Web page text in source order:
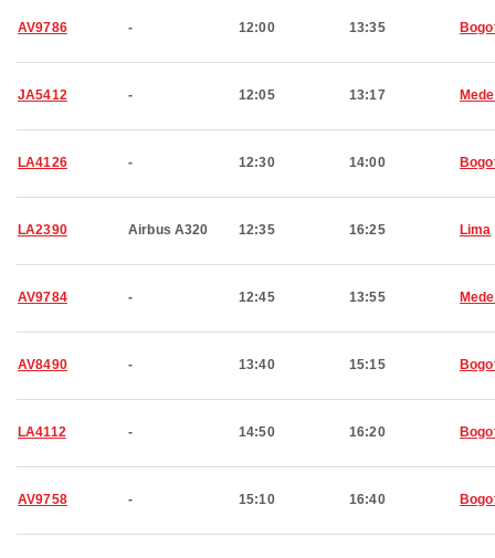
AV9786 - 12:00 13:35
JA5412 - 12:05 13:17
LA4126 - 12:30 14:00
LA2390 Airbus A320 12:35 16:25 Lima
AV9784 - 12:45 13:55
AV8490 - 13:40 15:15
LA4112 - 14:50 16:20
AV9758 - 15:10 16:40